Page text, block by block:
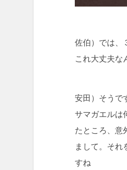
佐伯）では、
これ大丈夫な
安田）そうで
サマガエルは
たところ、意
まして。それ
すね